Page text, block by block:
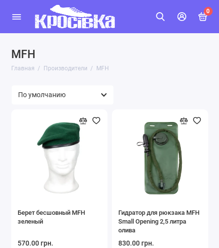
0
MFH
Главная Производители MFH
Берет бесшовный MFH
зеленый
570.00 грн.
Гидратор для рюкзака MFH
Small Opening 2,5 литра
олива
830.00 грн.